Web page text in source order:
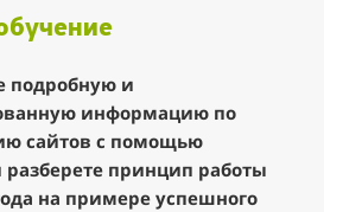
подробную и
информацию по
сайтов с помощью
разберете принцип работы
на примере успешного